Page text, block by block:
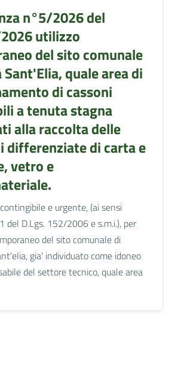
n°5/2026 del
utilizzo
del sito comunale
quale area di
di cassoni
a tenuta stagna
alla raccolta delle
differenziate di carta e
vetro e
e urgente, (ai sensi
del D.Lgs. 152/2006 e s.m.i.), per
del sito comunale di
gia' individuato come idoneo
del settore tecnico, quale area